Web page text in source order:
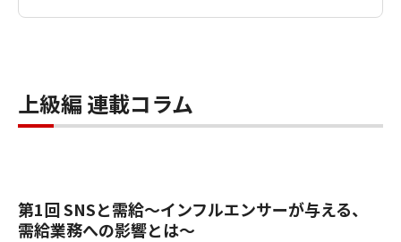
上級編 連載コラム
第1回 SNSと需給～インフルエンサーが与える、
需給業務への影響とは～